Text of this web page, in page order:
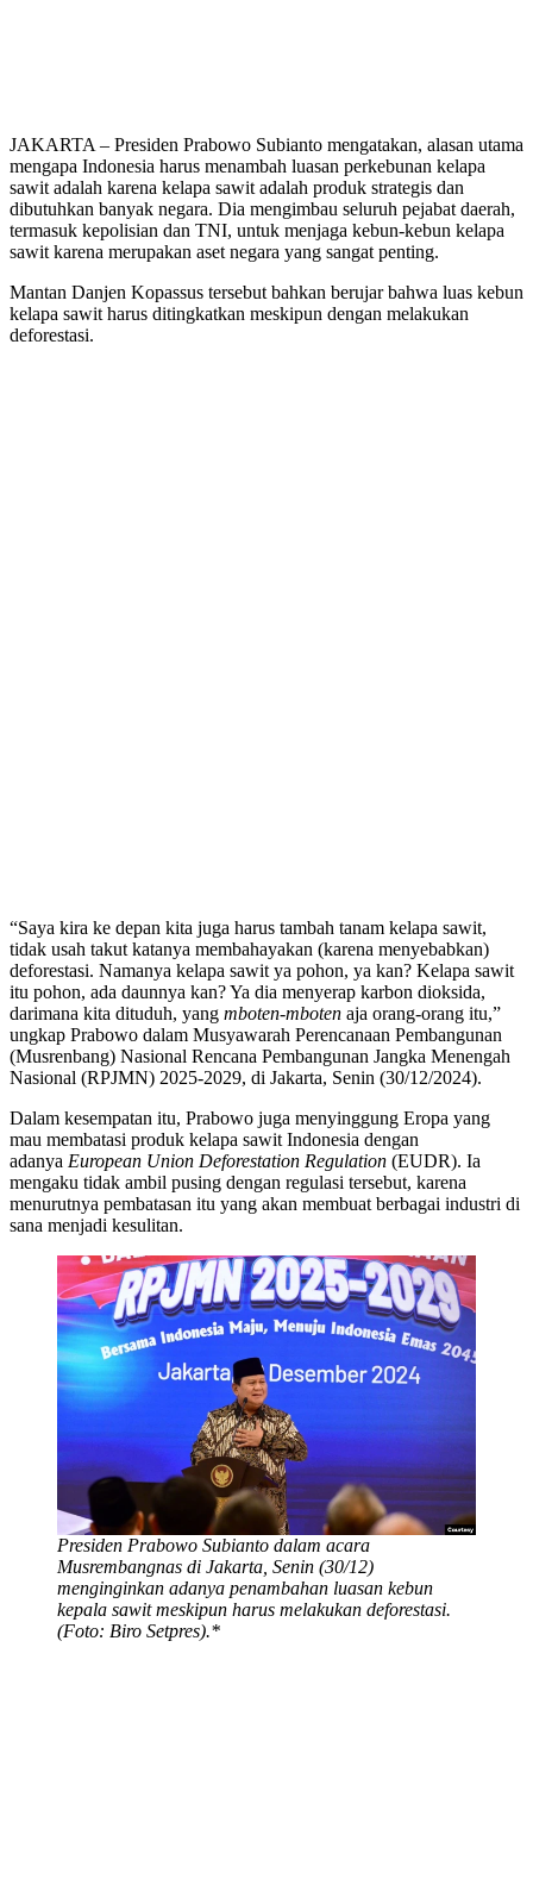
JAKARTA – Presiden Prabowo Subianto mengatakan, alasan utama
mengapa Indonesia harus menambah luasan perkebunan kelapa
sawit adalah karena kelapa sawit adalah produk strategis dan
dibutuhkan banyak negara. Dia mengimbau seluruh pejabat daerah,
termasuk kepolisian dan TNI, untuk menjaga kebun-kebun kelapa
sawit karena merupakan aset negara yang sangat penting.
Mantan Danjen Kopassus tersebut bahkan berujar bahwa luas kebun
kelapa sawit harus ditingkatkan meskipun dengan melakukan
deforestasi.
“Saya kira ke depan kita juga harus tambah tanam kelapa sawit,
tidak usah takut katanya membahayakan (karena menyebabkan)
deforestasi. Namanya kelapa sawit ya pohon, ya kan? Kelapa sawit
itu pohon, ada daunnya kan? Ya dia menyerap karbon dioksida,
darimana kita dituduh, yang mboten-mboten aja orang-orang itu,”
ungkap Prabowo dalam Musyawarah Perencanaan Pembangunan
(Musrenbang) Nasional Rencana Pembangunan Jangka Menengah
Nasional (RPJMN) 2025-2029, di Jakarta, Senin (30/12/2024).
Dalam kesempatan itu, Prabowo juga menyinggung Eropa yang
mau membatasi produk kelapa sawit Indonesia dengan
adanya European Union Deforestation Regulation (EUDR). Ia
mengaku tidak ambil pusing dengan regulasi tersebut, karena
menurutnya pembatasan itu yang akan membuat berbagai industri di
sana menjadi kesulitan.
Presiden Prabowo Subianto dalam acara
Musrembangnas di Jakarta, Senin (30/12)
menginginkan adanya penambahan luasan kebun
kepala sawit meskipun harus melakukan deforestasi.
(Foto: Biro Setpres).*